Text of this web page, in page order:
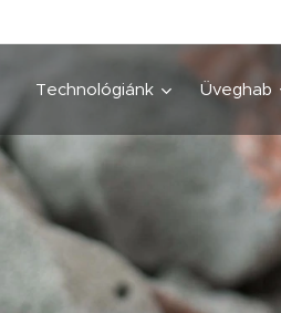
Technológiánk Üveghab